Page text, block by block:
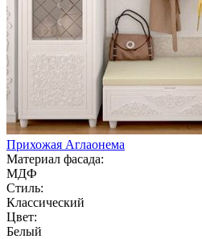
Прихожая Аглаонема
Материал фасада:
МДФ
Стиль:
Классический
Цвет:
Белый